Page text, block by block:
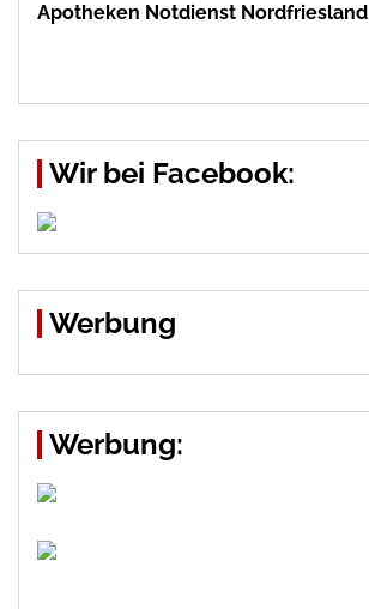
Apotheken Notdienst Nordfriesland
Wir bei Facebook:
Werbung
Werbung: